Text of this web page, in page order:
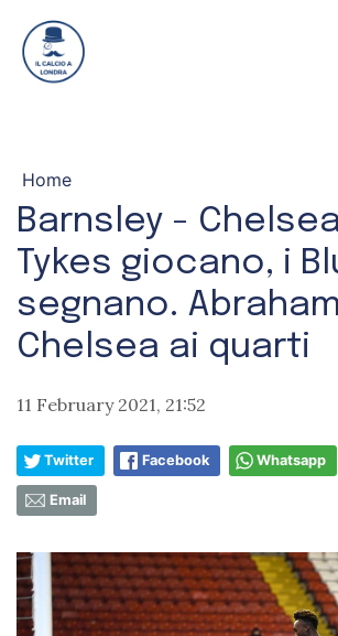
Home
Barnsley -
Tykes giocano, i
segnano.
Chelsea ai quarti
11 February 2021, 21:52
Twitter Facebook Whatsapp
Email